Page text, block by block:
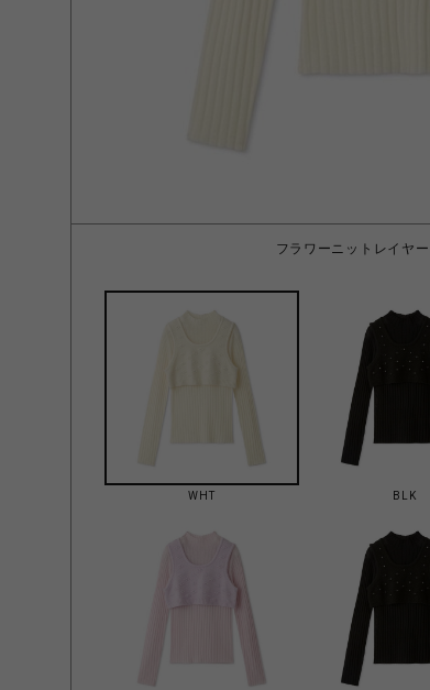
フラワーニットレイヤ
WHT BLK